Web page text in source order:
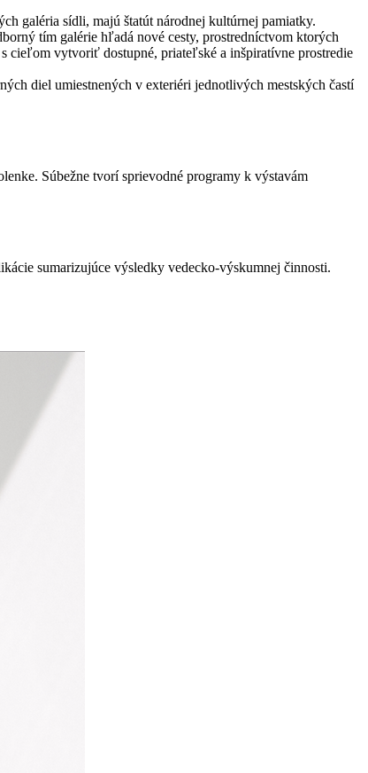
galéria sídli, majú štatút národnej kultúrnej pamiatky.
tím galérie hľadá nové cesty, prostredníctvom ktorých
cieľom vytvoriť dostupné, priateľské a inšpiratívne prostredie
diel umiestnených v exteriéri jednotlivých mestských častí
Súbežne tvorí sprievodné programy k výstavám
sumarizujúce výsledky vedecko-výskumnej činnosti.